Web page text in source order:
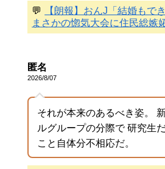
💬
【朗報】おんJ「結婚もで
まさかの惚気大会に住民総嫉
匿名
2026/8/07
それが本来のあるべき姿。
ルグループの分際で 研究生
こと自体分不相応だ。